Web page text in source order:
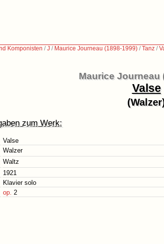
Komponisten /J / Maurice Journeau (1898-1999) /Tanz /
Maurice Journeau
Valse
zum Werk:
Valse
Walzer
Waltz
1921
Klavier solo
op. 2